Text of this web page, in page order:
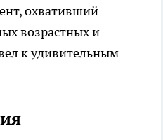
охвативший
возрастных и
к удивительным